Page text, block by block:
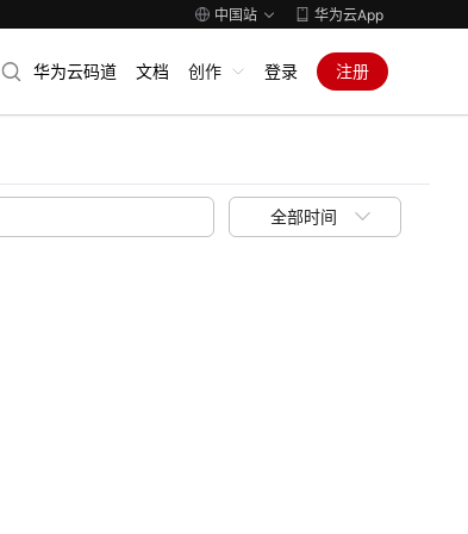
中国站 华为云App
华为云码道 文档 创作 登录 注册
全部时间